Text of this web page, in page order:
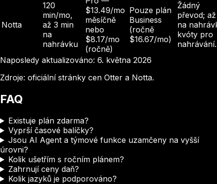
Notta
120
min/mo,
až 3 min
na
nahrávku
$13.49/mo
měsíčně
nebo
$8.17/mo
(ročně)
Pouze plán
Business
(ročně
$16.67/mo)
Žádný
převod;
na
kvóty pro
nahrávání.
Naposledy aktualizováno: 6. května 2026
Zdroje: oficiální stránky cen Otter a Notta.
FAQ
Existuje plán zdarma?
Vyprší časové balíčky?
Jsou AI Agent a týmové funkce uzamčeny na vyšší
úrovni?
Kolik ušetřím s ročním plánem?
Zahrnují ceny daň?
Kolik jazyků je podporováno?